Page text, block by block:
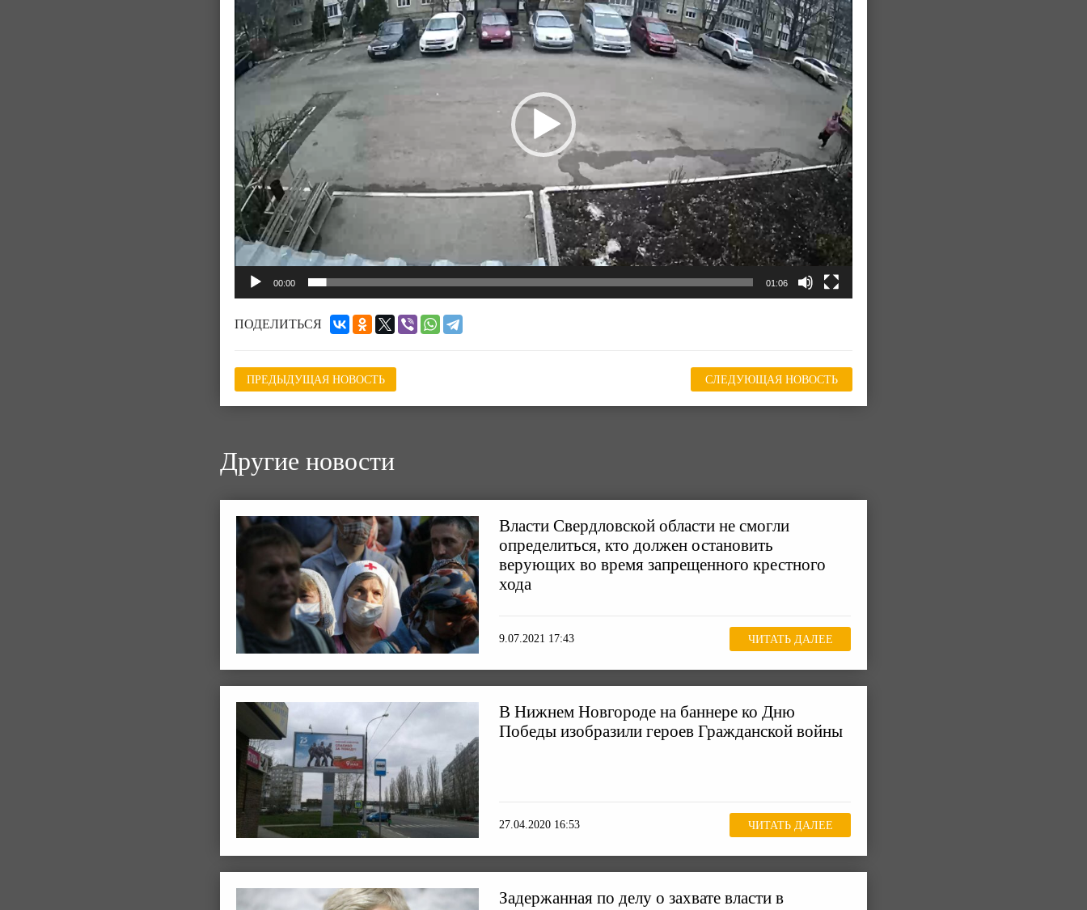
00:00 01:06
ПОДЕЛИТЬСЯ
ПРЕДЫДУЩАЯ НОВОСТЬ СЛЕДУЮЩАЯ НОВОСТЬ
Другие новости
Власти Свердловской области не смогли
определиться, кто должен остановить
верующих во время запрещенного крестного
хода
9.07.2021 17:43 ЧИТАТЬ ДАЛЕЕ
В Нижнем Новгороде на баннере ко Дню
Победы изобразили героев Гражданской войны
27.04.2020 16:53 ЧИТАТЬ ДАЛЕЕ
Задержанная по делу о захвате власти в